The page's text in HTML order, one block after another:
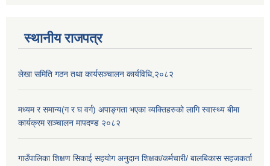
स्थानीय राजपत्र
लेखा समिति गठन तथा कार्यसञ्चालन कार्यविधि,२०८२
मध्यम र समान्य(ग र घ वर्ग) अपाङ्गता भएका व्यक्तिहरुको लागि स्वास्थ्य बीमा
कार्यक्रम सञ्चालन मापदण्ड २०८२
गाउँपालिका शिक्षण सिकाई सहयोग अनुदान शिक्षक/कर्मचारी/ बालबिकास सहजकर्ता